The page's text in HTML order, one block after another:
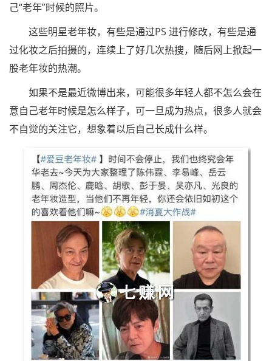
己“老年”时候的照片。
这些明星老年妆，有些是通过PS 进行修改，有些是通
过化妆之后拍摄的，连续上了好几次热搜，随后网上掀起一
股老年妆的热潮。
如果不是最近微博出来，可能很多年轻人都不怎么会在
意自己老年时候是怎么样子，可一旦成为热点，很多人就会
不自觉的关注它，想象着以后自己长成什么样。